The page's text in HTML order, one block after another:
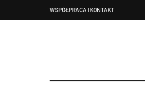
WSPÓŁPRACA I KONTAKT